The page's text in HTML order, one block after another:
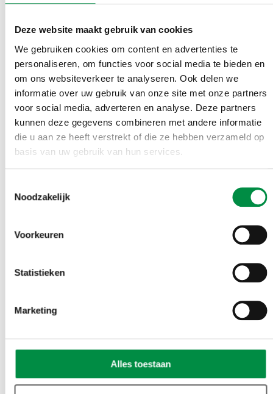
Deze website maakt gebruik van cookies
We gebruiken cookies om content en advertenties te
personaliseren, om functies voor social media te bieden en
om ons websiteverkeer te analyseren. Ook delen we
informatie over uw gebruik van onze site met onze partners
voor social media, adverteren en analyse. Deze partners
kunnen deze gegevens combineren met andere informatie
die u aan ze heeft verstrekt of die ze hebben verzameld op
basis van uw gebruik van hun services.
Noodzakelijk
Voorkeuren
Statistieken
Marketing
Alles toestaan
en het primair onderwijs, ook qua personeel. ‘Dat
maakt deze onderwijsregio groter qua partners, maar
ziet hier echt een instroom vanaf medewerkers en
leraren op de kinderopvang tot de universiteit. De
uitdaging is dan ook het doorontwikkelen van goede
loopbaanpaden, zodat er minder concurrentie is over
personeel, maar je samen mensen opleidt en alle
sectoren gezond blijven.’ Solidariteit is daarin
prioriteit.
‘We zien dat er veel
regio’s zijn die nu een
onderwijsregio worden,
primair onderwijs loopt
een stuk achter. Daar kan
nog een slag gemaakt